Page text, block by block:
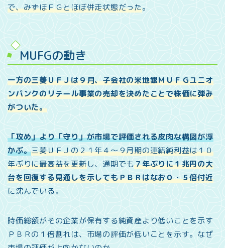
で、みずほＦＧとほぼ併走状態だった。
MUFGの動き
一方の三菱ＵＦＪは９月、子会社の米地銀ＭＵＦＧユニオ
ンバンクのリテール事業の売却を決めたことで株価に弾み
がついた。
「攻め」より「守り」が市場で評価される皮肉な構図が浮
かぶ。三菱ＵＦＪの２１年４～９月期の連結純利益は１０
年ぶりに最高益を更新し、通期でも７年ぶりに１兆円の大
台を回復する見通しを示してもＰＢＲはなお０・５倍付近
に沈んでいる。
時価総額がその企業が保有する純資産より低いことを示す
ＰＢＲの１倍割れは、市場の評価が低いことを示す。なぜ